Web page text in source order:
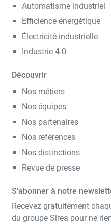
Automatisme industriel
Efficience énergétique
Électricité industrielle
Industrie 4.0
Découvrir
Nos métiers
Nos équipes
Nos partenaires
Nos références
Nos distinctions
Revue de presse
S’abonner à notre
Recevez gratuitement
du groupe Sirea pour ne